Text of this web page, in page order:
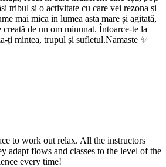
tribul și o activitate cu care vei rezona și
mai mica in lumea asta mare și agitată,
de un om minunat. Întoarce-te la
ți mintea, trupul și sufletul.Namaste ✨
to work out relax. All the instructors
adapt flows and classes to the level of the
every time!